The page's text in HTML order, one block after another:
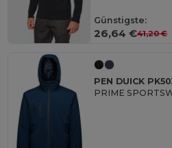
Günstigste:
26,64 €41,20 €
PEN DUICK
PRIME